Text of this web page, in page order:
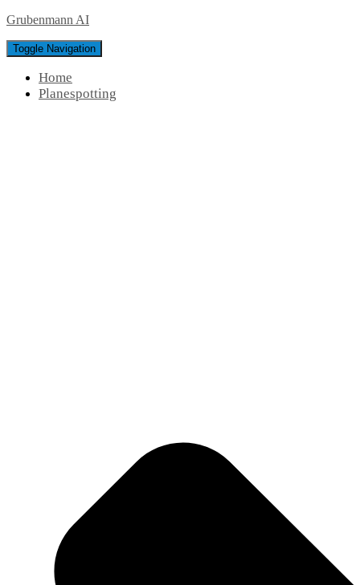
Grubenmann AI
Toggle Navigation
Home
Planespotting